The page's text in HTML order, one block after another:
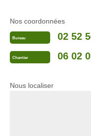
Nos coordonnées
Bureau 02 52
Chantier 06 02
Nous localiser